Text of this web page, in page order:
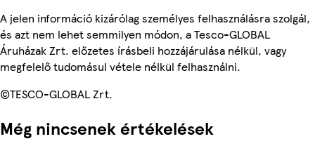
A jelen információ kizárólag személyes felhasználásra szolgál,
és azt nem lehet semmilyen módon, a Tesco-GLOBAL
Áruházak Zrt. előzetes írásbeli hozzájárulása nélkül, vagy
megfelelő tudomásul vétele nélkül felhasználni.
©TESCO-GLOBAL Zrt.
Még nincsenek értékelések